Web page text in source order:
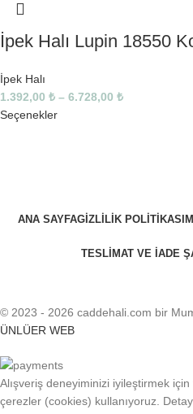
İpek Halı Lupin 18550
İpek Halı
1.392,00 ₺ – 6.728,00 ₺
Seçenekler
ANA SAYFAGIZLILIK POLITIKASI
TESLIMAT VE IADE
© 2023 - 2026 caddehali.com bir
ÜNLÜER WEB
Alışveriş deneyiminizi iyileştirmek
çerezler (cookies) kullanıyoruz.